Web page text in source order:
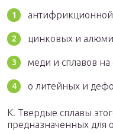
цинковых и
меди и сплавов на
o литейных и
К. Твердые сплавы
предназначенных для